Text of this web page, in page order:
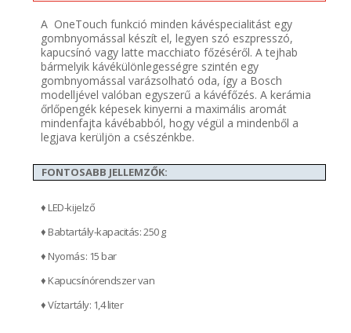
A OneTouch funkció minden kávéspecialitást egy
gombnyomással készít el, legyen szó eszpresszó,
kapucsínó vagy latte macchiato főzéséről. A tejhab
bármelyik kávékülönlegességre szintén egy
gombnyomással varázsolható oda, így a Bosch
modelljével valóban egyszerű a kávéfőzés. A kerámia
őrlőpengék képesek kinyerni a maximális aromát
mindenfajta kávébabból, hogy végül a mindenből a
legjava kerüljön a csészénkbe.
FONTOSABB JELLEMZŐK:
♦ LED-kijelző
♦ Babtartály-kapacitás: 250 g
♦ Nyomás: 15 bar
♦ Kapucsínórendszer van
♦ Víztartály: 1,4 liter